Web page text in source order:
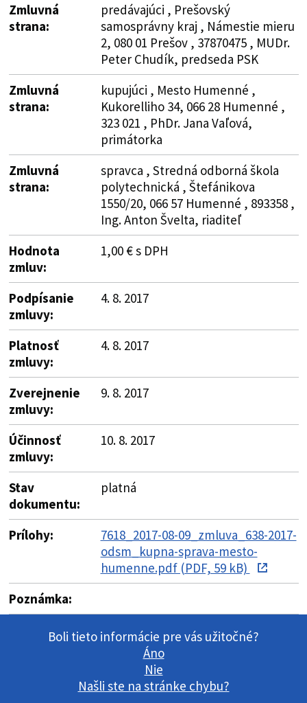
Zmluvná
strana:
predávajúci , Prešovský
samosprávny kraj , Námestie mieru
2, 080 01 Prešov , 37870475 , MUDr.
Peter Chudík, predseda PSK
Zmluvná
strana:
kupujúci , Mesto Humenné ,
Kukorelliho 34, 066 28 Humenné ,
323 021 , PhDr. Jana Vaľová,
primátorka
Zmluvná
strana:
spravca , Stredná odborná škola
polytechnická , Štefánikova
1550/20, 066 57 Humenné , 893358 ,
Ing. Anton Švelta, riaditeľ
Hodnota
zmluv:
1,00 € s DPH
Podpísanie
zmluvy:
4. 8. 2017
Platnosť
zmluvy:
4. 8. 2017
Zverejnenie
zmluvy:
9. 8. 2017
Účinnosť
zmluvy:
10. 8. 2017
Stav
dokumentu:
platná
Prílohy:
7618_2017-08-09_zmluva_638-2017-
odsm_kupna-sprava-mesto-
humenne.pdf (PDF, 59 kB)
Poznámka:
Boli tieto informácie pre vás užitočné?
Áno
Nie
Našli ste na stránke chybu?